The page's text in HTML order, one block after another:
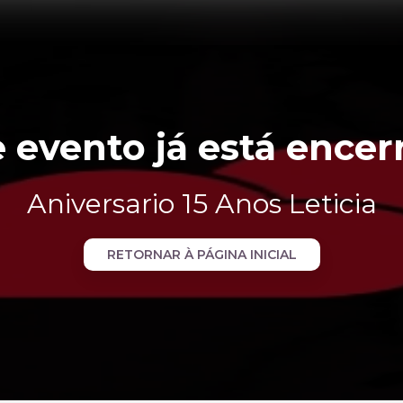
evento já está
Aniversario 15 Anos Leticia
RETORNAR À PÁGINA INICIAL